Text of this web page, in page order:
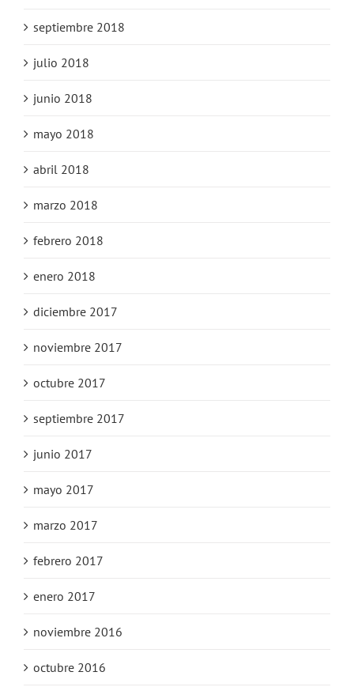
septiembre 2018
julio 2018
junio 2018
mayo 2018
abril 2018
marzo 2018
febrero 2018
enero 2018
diciembre 2017
noviembre 2017
octubre 2017
septiembre 2017
junio 2017
mayo 2017
marzo 2017
febrero 2017
enero 2017
noviembre 2016
octubre 2016